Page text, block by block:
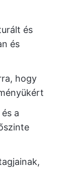
és
és
hogy
a